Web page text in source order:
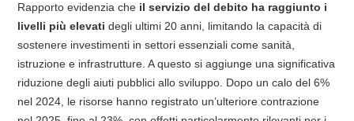
Rapporto evidenzia che il servizio del debito ha raggiunto i
livelli più elevati degli ultimi 20 anni, limitando la capacità di
sostenere investimenti in settori essenziali come sanità,
istruzione e infrastrutture. A questo si aggiunge una significativa
riduzione degli aiuti pubblici allo sviluppo. Dopo un calo del 6%
nel 2024, le risorse hanno registrato un’ulteriore contrazione